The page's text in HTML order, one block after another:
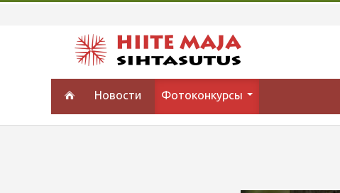
Новости Фотоконкурсы